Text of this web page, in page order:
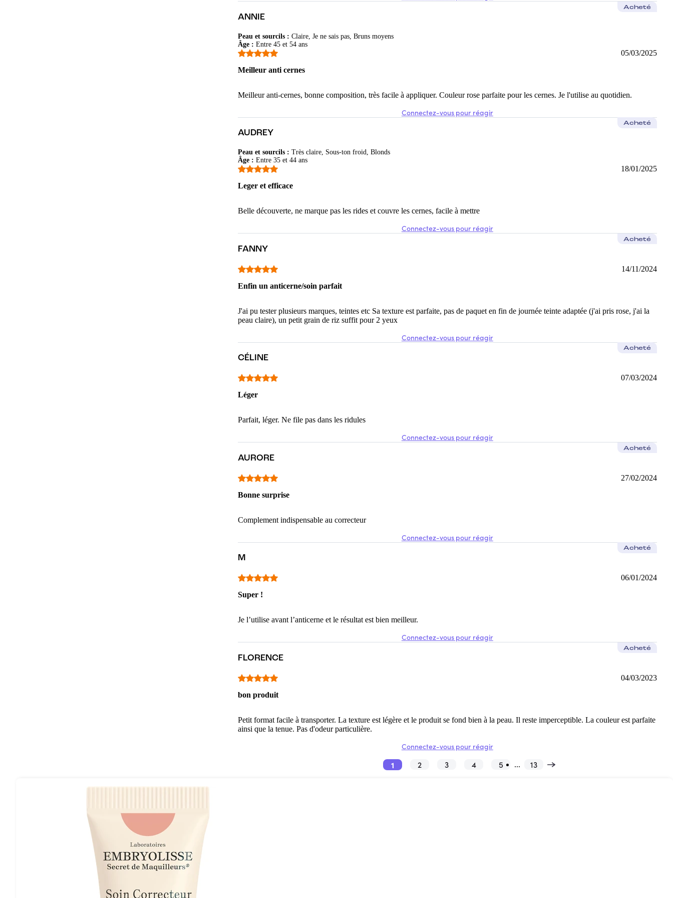
ANNIE
Peau et sourcils: Claire, Je ne sais pas, Bruns moyens
Âge: Entre 45 et 54 ans
Acheté
05/03/2025
Meilleur anti cernes
Meilleur anti-cernes, bonne composition, très facile à appliquer. Couleur rose parfaite pour les cernes. Je l'utilise au quotidien.
Connectez-vous pour réagir
AUDREY
Peau et sourcils: Très claire, Sous-ton froid, Blonds
Âge: Entre 35 et 44 ans
Acheté
18/01/2025
Leger et efficace
Belle découverte, ne marque pas les rides et couvre les cernes, facile à mettre
Connectez-vous pour réagir
FANNY
Acheté
14/11/2024
Enfin un anticerne/soin parfait
J'ai pu tester plusieurs marques, teintes etc Sa texture est parfaite, pas de paquet en fin de journée teinte adaptée (j'ai pris rose, j'ai la
peau claire), un petit grain de riz suffit pour 2 yeux
Connectez-vous pour réagir
CÉLINE
Acheté
07/03/2024
Léger
Parfait, léger. Ne file pas dans les ridules
Connectez-vous pour réagir
AURORE
Acheté
27/02/2024
Bonne surprise
Complement indispensable au correcteur
Connectez-vous pour réagir
M
Acheté
06/01/2024
Super !
Je l’utilise avant l’anticerne et le résultat est bien meilleur.
Connectez-vous pour réagir
FLORENCE
Acheté
04/03/2023
bon produit
Petit format facile à transporter. La texture est légère et le produit se fond bien à la peau. Il reste imperceptible. La couleur est parfaite
ainsi que la tenue. Pas d'odeur particulière.
Connectez-vous pour réagir
1 2 3 4 5 ... 13